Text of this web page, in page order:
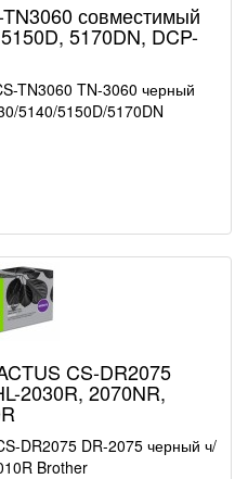
совместимый
5170DN, DCP-
TN3060 TN-3060 черный
5140/5150D/5170DN
CS-DR2075
2030R, 2070NR,
DR2075 DR-2075 черный ч/
Brother